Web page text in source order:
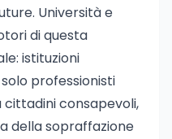
Università e
di questa
istituzioni
professionisti
consapevoli,
della sopraffazione